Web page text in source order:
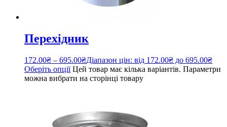
Перехідник
172.00₴ – 695.00₴Діапазон цін: від 172.00₴ до 695.00₴
Оберіть опції Цей товар має кілька варіантів. Параметри
можна вибрати на сторінці товару